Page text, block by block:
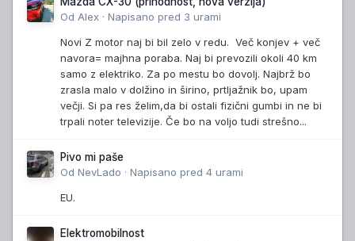
Od Alex · Napisano pred 3 urami
Novi Z motor naj bi bil zelo v redu. Več konjev + več
navora= majhna poraba. Naj bi prevozili okoli 40 km
samo z elektriko. Za po mestu bo dovolj. Najbrž bo
zrasla malo v dolžino in širino, prtljažnik bo, upam
večji. Si pa res želim,da bi ostali fizični gumbi in ne bi
trpali noter televizije. Če bo na voljo tudi strešno...
Pivo mi paše
Od NevLado · Napisano pred 4 urami
EU.
Elektromobilnost